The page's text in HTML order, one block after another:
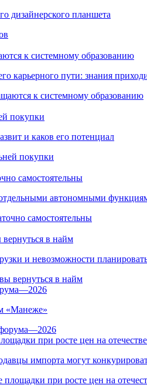
дизайнерского планшета
к системному образованию
карьерного пути: знания
покупки
и каков его потенциал
самостоятельны
автономными
в найм
и невозможности
«Манеже»
при росте цен на
импорта могут